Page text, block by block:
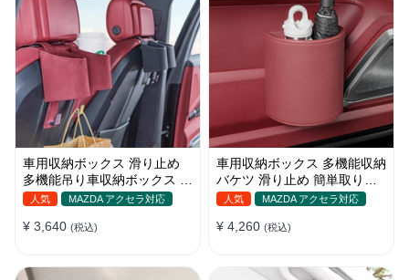
車用収納ボックス 滑り止め
多機能吊り車収納ボックス 簡
単取り付け 車内収納袋 小物
人気 MAZDA アクセラ対応
¥ 3,640 (税込)
車用収納ボックス 多機能収納
バケツ 滑り止め 簡単取り付
け 車内収納袋 小物入れ 多機
納用品
人気 MAZDA アクセラ対応
¥ 4,260 (税込)